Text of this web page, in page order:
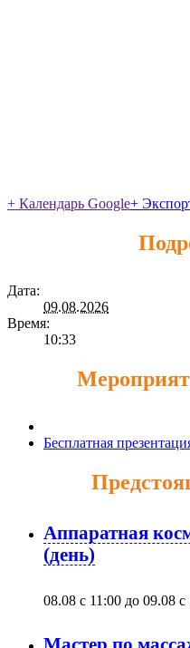
+ Календарь Google+
Дата:
09.08.2026
Время:
10:33
Бесплатная
Аппаратная
(день)
08.08 с 11:00 до 09.08 с